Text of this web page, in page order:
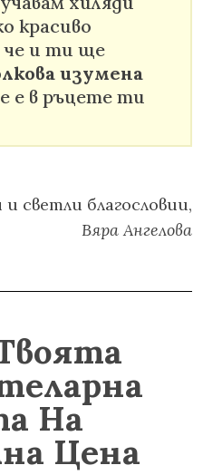
красиво
че и ти ще
изумена
е в ръцете ти
и светли благословии,
Вяра Ангелова
На
Цена